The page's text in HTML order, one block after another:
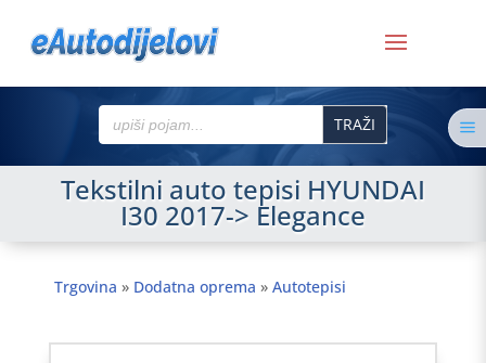
Search
for:
Tekstilni auto tepisi HYUNDAI
I30 2017-> Elegance
Trgovina » Dodatna oprema » Autotepisi
a